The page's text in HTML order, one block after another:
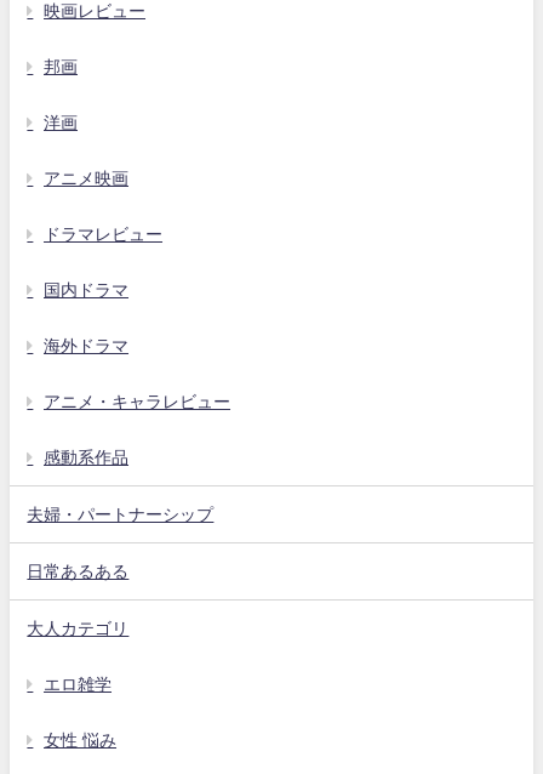
映画レビュー
邦画
洋画
アニメ映画
ドラマレビュー
国内ドラマ
海外ドラマ
アニメ・キャラレビュー
感動系作品
夫婦・パートナーシップ
日常あるある
大人カテゴリ
エロ雑学
女性 悩み